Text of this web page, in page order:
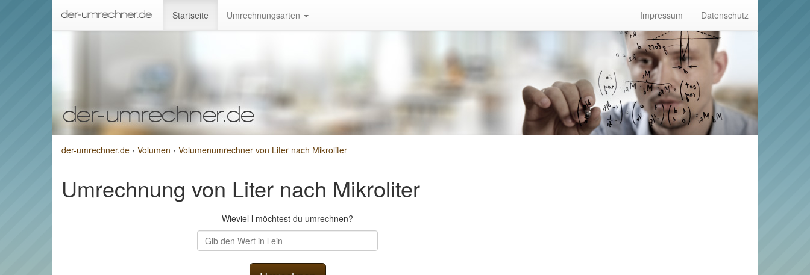
Startseite Umrechnungsarten Impressum Datenschutz
der-umrechner.de › Volumen › Volumenumrechner von Liter nach Mikroliter
Umrechnung von Liter nach Mikroliter
Wieviel l möchtest du umrechnen?